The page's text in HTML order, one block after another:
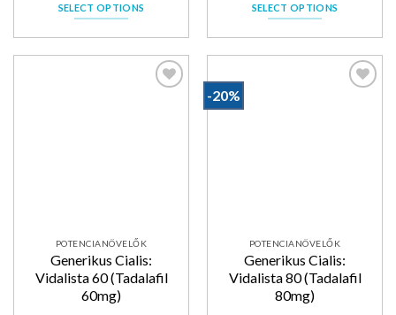
SELECT OPTIONS SELECT OPTIONS
POTENCIANÖVELŐK
Generikus Cialis:
Vidalista 60 (Tadalafil
60mg)
-20%
POTENCIANÖVELŐK
Generikus Cialis:
Vidalista 80 (Tadalafil
80mg)